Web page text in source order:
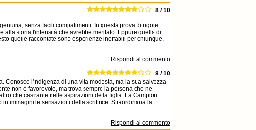
8 / 10
senza facili compatimenti. In questa prova di rigore
alla storia l'intensità che avrebbe meritato. Eppure quella di
quelle raccontate sono esperienze ineffabili per chiunque,
Rispondi al commento
8 / 10
Conosce l'indigenza di una vita modesta, ma la sua salvezza
non è favorevole, ma trova sempre la persona che ne
che castrante nelle aspirazioni della figlia. La Campion
immagini le sensazioni della scrittrice. Straordinaria la
Rispondi al commento